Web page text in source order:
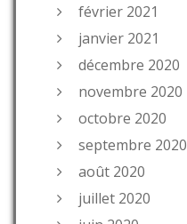
février 2021
janvier 2021
décembre 2020
novembre 2020
octobre 2020
septembre 2020
août 2020
juillet 2020